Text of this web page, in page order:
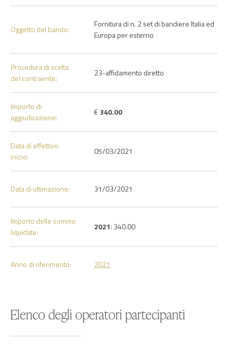
Oggetto del bando:
Fornitura di n. 2 set di bandiere Italia ed
Europa per esterno
Procedura di scelta
del contraente:
23-affidamento diretto
Importo di
aggiudicazione:
€ 340.00
Data di effettivo
inizio:
05/03/2021
Data di ultimazione: 31/03/2021
Importo delle somme
liquidate:
2021: 340.00
Anno di riferimento: 2021
Elenco degli operatori partecipanti